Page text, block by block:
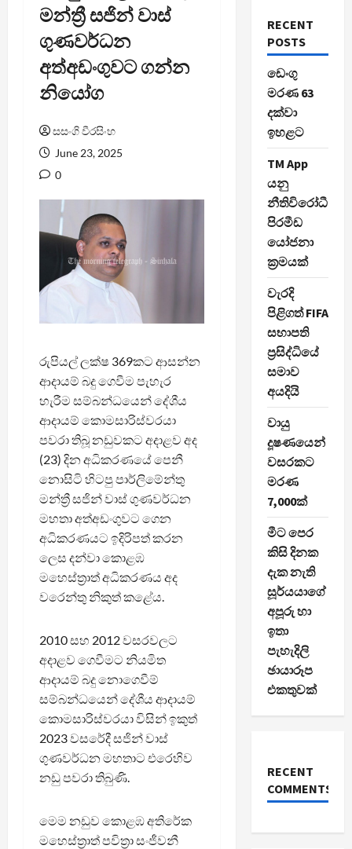
මන්ත්‍රී සජින් වාස්
ගුණවර්ධන
අත්අඩංගුවට ගන්න
නියෝග
සසංගි වීරසිංහ
June 23, 2025
0
රුපියල් ලක්ෂ 369කට ආසන්න
ආදායම් බදු ගෙවීම පැහැර
හැරීම සම්බන්ධයෙන් දේශීය
ආදායම් කොමසාරිස්වරයා
පවරා තිබූ නඩුවකට අදාළව අද
(23) දින අධිකරණයේ පෙනී
නොසිටි හිටපු පාර්ලිමේන්තු
මන්ත්‍රී සජින් වාස් ගුණවර්ධන
මහතා අත්අඩංගුවට ගෙන
අධිකරණයට ඉදිරිපත් කරන
ලෙස දන්වා කොළඹ
මහෙස්ත්‍රාත් අධිකරණය අද
වරෙන්තු නිකුත් කළේය.
2010 සහ 2012 වසරවලට
අදාළව ගෙවීමට නියමිත
ආදායම් බදු නොගෙවීම්
සම්බන්ධයෙන් දේශීය ආදායම්
කොමසාරිස්වරයා විසින් ඉකුත්
2023 වසරේදී සජින් වාස්
ගුණවර්ධන මහතාට එරෙහිව
නඩු පවරා තිබුණි.
මෙම නඩුව කොළඹ අතිරේක
මහෙස්ත්‍රාත් පවිත්‍රා සංජීවනී
RECENT
POSTS
ඩෙංගු
මරණ 63
දක්වා
ඉහළට
TM App
යනු
නීතිවිරෝධී
පිරමීඩ
යෝජනා
ක්‍රමයක්
වැරදි
පිළිගත් FIFA
සභාපති
ප්‍රසිද්ධියේ
සමාව
අයදියි
වායු
දූෂණයෙන්
වසරකට
මරණ
7,000ක්
මීට පෙර
කිසි දිනක
දැක නැති
සූර්යයාගේ
අපූරු හා
ඉතා
පැහැදිලි
ඡායාරූප
එකතුවක්
RECENT
COMMENTS